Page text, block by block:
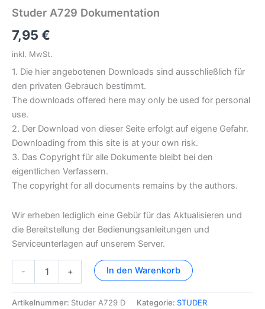
Studer A729 Dokumentation
7,95 €
inkl. MwSt.
1. Die hier angebotenen Downloads sind ausschließlich für
den privaten Gebrauch bestimmt.
The downloads offered here may only be used for personal
use.
2. Der Download von dieser Seite erfolgt auf eigene Gefahr.
Downloading from this site is at your own risk.
3. Das Copyright für alle Dokumente bleibt bei den
eigentlichen Verfassern.
The copyright for all documents remains by the authors.
Wir erheben lediglich eine Gebür für das Aktualisieren und
die Bereitstellung der Bedienungsanleitungen und
Serviceunterlagen auf unserem Server.
-
Menge
+ In den Warenkorb
Artikelnummer: Studer A729 D Kategorie: STUDER